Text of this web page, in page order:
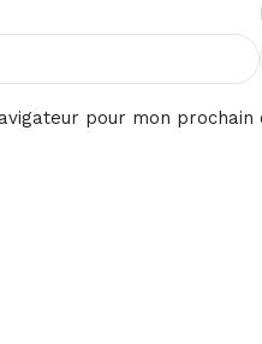
pour mon prochain